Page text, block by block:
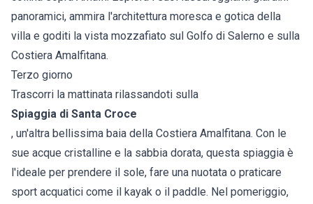
panoramici, ammira l'architettura moresca e gotica della
villa e goditi la vista mozzafiato sul Golfo di Salerno e sulla
Costiera Amalfitana.
Terzo giorno
Trascorri la mattinata rilassandoti sulla
Spiaggia di Santa Croce
, un'altra bellissima baia della Costiera Amalfitana. Con le
sue acque cristalline e la sabbia dorata, questa spiaggia è
l'ideale per prendere il sole, fare una nuotata o praticare
sport acquatici come il kayak o il paddle. Nel pomeriggio,